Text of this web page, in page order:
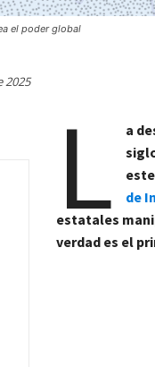
el poder global
2025
L
a
de
estatales
verdad es el